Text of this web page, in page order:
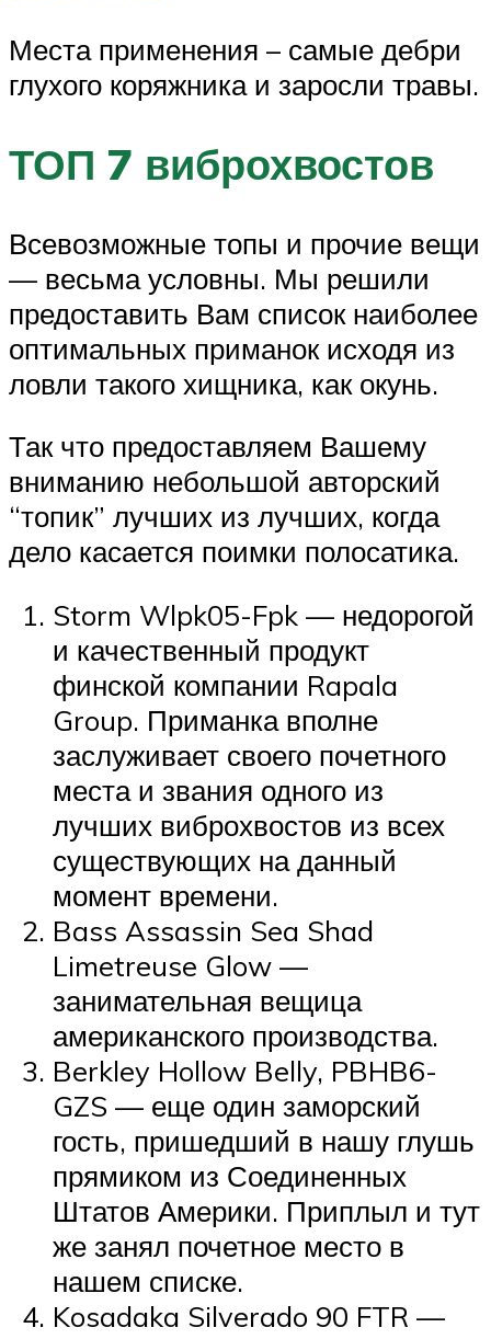
Места применения – самые дебри
глухого коряжника и заросли травы.
ТОП 7 виброхвостов
Всевозможные топы и прочие вещи
— весьма условны. Мы решили
предоставить Вам список наиболее
оптимальных приманок исходя из
ловли такого хищника, как окунь.
Так что предоставляем Вашему
вниманию небольшой авторский
“топик” лучших из лучших, когда
дело касается поимки полосатика.
Storm Wlpk05-Fpk — недорогой
и качественный продукт
финской компании Rapala
Group. Приманка вполне
заслуживает своего почетного
места и звания одного из
лучших виброхвостов из всех
существующих на данный
момент времени.
Bass Assassin Sea Shad
Limetreuse Glow —
занимательная вещица
американского производства.
Berkley Hollow Belly, PBHB6-
GZS — еще один заморский
гость, пришедший в нашу глушь
прямиком из Соединенных
Штатов Америки. Приплыл и тут
же занял почетное место в
нашем списке.
Kosadaka Silverado 90 FTR —